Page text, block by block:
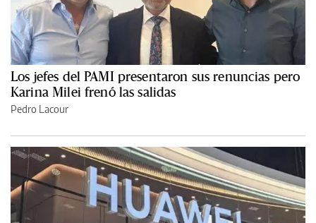
Los jefes del PAMI presentaron sus renuncias pero
Karina Milei frenó las salidas
Pedro Lacour